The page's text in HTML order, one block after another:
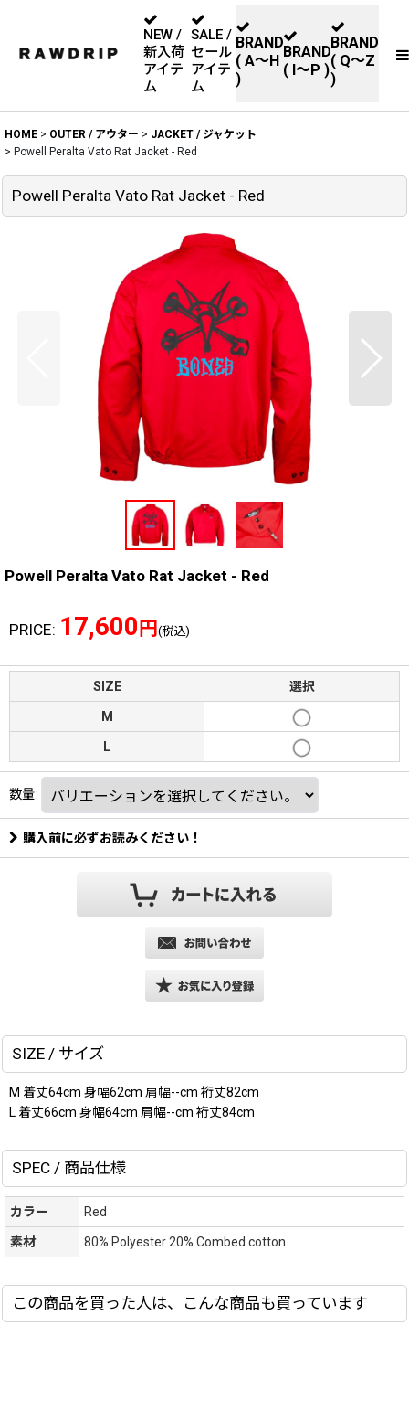
NEW /
新入荷
アイテ
ム
SALE /
セール
アイテ
ム
BRAND
( A〜H
)
BRAND
( I〜P )
BRAND
( Q〜Z
)
HOME > OUTER / アウター > JACKET / ジャケット
> Powell Peralta Vato Rat Jacket - Red
Powell Peralta Vato Rat Jacket - Red
Powell Peralta Vato Rat Jacket - Red
PRICE: 17,600円(税込)
SIZE 選択
M
L
数量:
購入前に必ずお読みください！
SIZE / サイズ
M 着丈64cm 身幅62cm 肩幅--cm 裄丈82cm
L 着丈66cm 身幅64cm 肩幅--cm 裄丈84cm
SPEC / 商品仕様
カラー Red
素材 80% Polyester 20% Combed cotton
この商品を買った人は、こんな商品も買っています